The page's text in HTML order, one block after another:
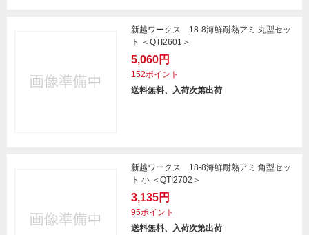
新越ワークス 18-8海鮮耐熱アミ 丸型セッ
ト ＜QTI2601＞
5,060円
152ポイント
送料無料、入荷次第出荷
新越ワークス 18-8海鮮耐熱アミ 角型セッ
ト 小 ＜QTI2702＞
3,135円
95ポイント
送料無料、入荷次第出荷